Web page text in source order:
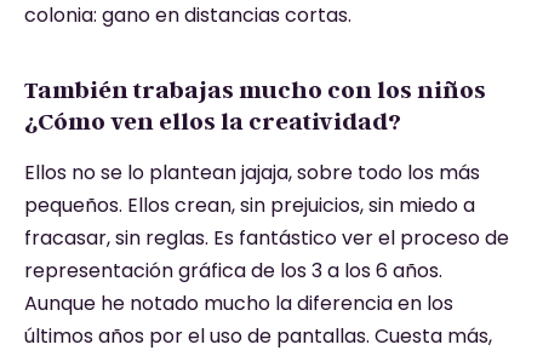
colonia: gano en distancias cortas.
También trabajas mucho con los niños
¿Cómo ven ellos la creatividad?
Ellos no se lo plantean jajaja, sobre todo los más
pequeños. Ellos crean, sin prejuicios, sin miedo a
fracasar, sin reglas. Es fantástico ver el proceso de
representación gráfica de los 3 a los 6 años.
Aunque he notado mucho la diferencia en los
últimos años por el uso de pantallas. Cuesta más,